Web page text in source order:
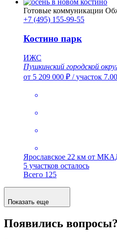
Готовые коммуникации
+7 (495) 155-99-55
Костино парк
ИЖС
Пушкинский городской
от 5 209 000 ₽ /участок
Ярославское 22 км от
5 участков осталось
Всего 125
Показать еще
Появились вопросы?